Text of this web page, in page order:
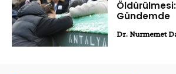
Gündemde
Dr. Nurmemet